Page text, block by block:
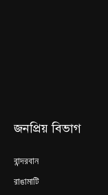
জনপ্রিয় বিভাগ
বান্দরবান
রাঙামাটি